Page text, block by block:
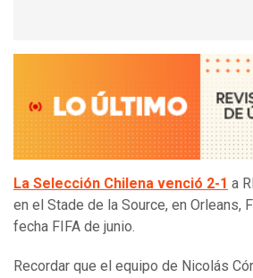
La Selección Chilena venció 2-1 a
en el Stade de la Source, en Orleans,
fecha FIFA de junio.
Recordar que el equipo de Nicolás